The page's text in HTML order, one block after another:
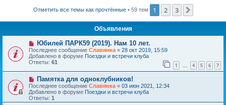
Отметить все темы как прочтённые• 59 тем 1 2 3
Объявления
Юбилей ПАРК59 (2019). Нам 10 лет.
Последнее сообщение Славянка « 28 окт 2019, 15:59
Добавлено в форуме Поездки и встречи клуба
Ответы: 61 1 … 4 5 6 7
Памятка для одноклубников!
Последнее сообщение Славянка « 03 июн 2021, 12:34
Добавлено в форуме Поездки и встречи клуба
Ответы: 1